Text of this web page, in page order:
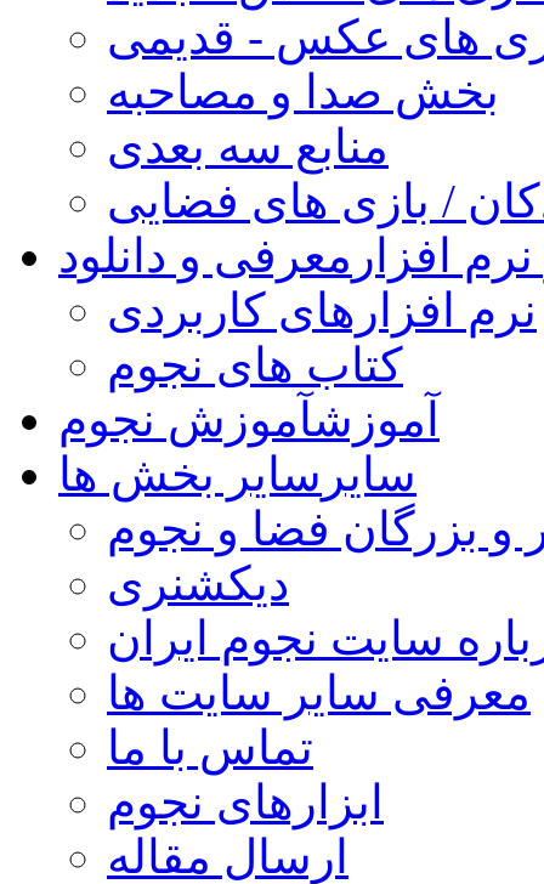
های عکس - قدیمی
بخش صدا و مصاحبه
منابع سه بعدی
/ بازی های فضایی
افزار معرفی و دانلود
نرم افزارهای کاربردی
کتاب های نجوم
آموزشآموزش نجوم
سایر سایر بخش ها
و بزرگان فضا و نجوم
دیکشنری
سایت نجوم ایران
معرفی سایر سایت ها
تماس با ما
ابزارهای نجوم
ارسال مقاله